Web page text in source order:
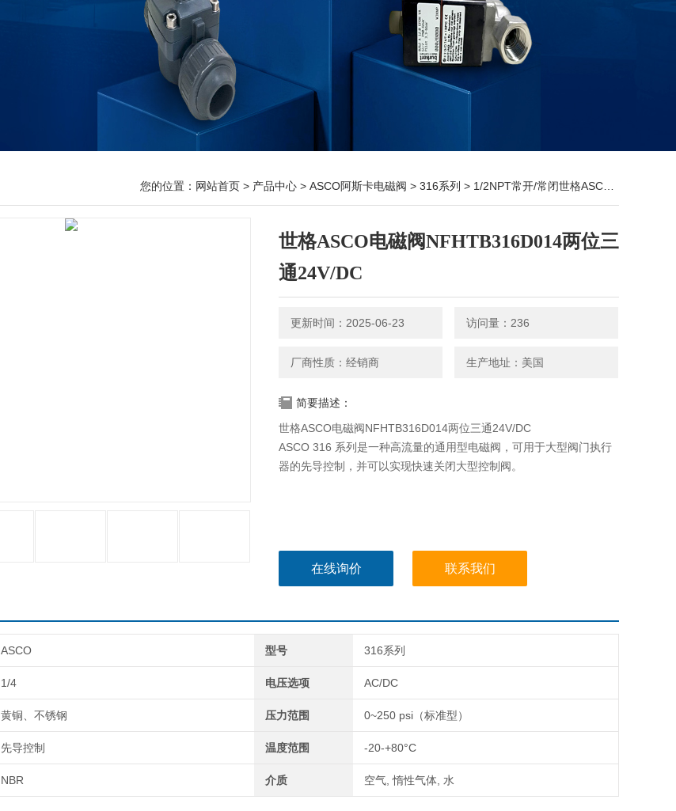
您的位置： 网站首页 > 产品中心 > ASCO阿斯卡电磁阀 > 316系列 > 1/2NPT常开/常闭世格ASCO电磁阀NFHTB316D014两位三通24V/DC
世格ASCO电磁阀NFHTB316D014两位三
通24V/DC
更新时间：2025-06-23 访问量：236
厂商性质：经销商 生产地址：美国
简要描述：
世格ASCO电磁阀NFHTB316D014两位三通24V/DC
ASCO 316 系列是一种高流量的通用型电磁阀，可用于大型阀门执行
器的先导控制，并可以实现快速关闭大型控制阀。
在线询价 联系我们
ASCO 型号 316系列
1/4 电压选项 AC/DC
黄铜、不锈钢 压力范围 0~250 psi（标准型）
先导控制 温度范围 -20-+80°C
NBR 介质 空气, 惰性气体, 水